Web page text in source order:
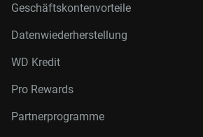
Geschäftskontenvorteile
Datenwiederherstellung
WD Kredit
Pro Rewards
Partnerprogramme